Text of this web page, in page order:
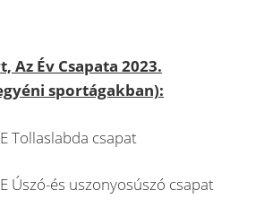
Az Év Csapata 2023.
sportágakban):
Tollaslabda csapat
Úszó-és uszonyosúszó csapat